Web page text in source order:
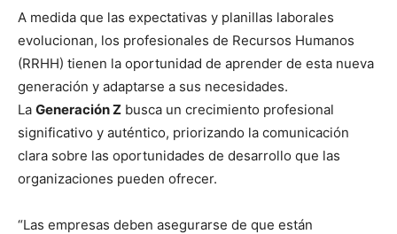
A medida que las expectativas y planillas laborales
evolucionan, los profesionales de Recursos Humanos
(RRHH) tienen la oportunidad de aprender de esta nueva
generación y adaptarse a sus necesidades.
La Generación Z busca un crecimiento profesional
significativo y auténtico, priorizando la comunicación
clara sobre las oportunidades de desarrollo que las
organizaciones pueden ofrecer.
“Las empresas deben asegurarse de que están